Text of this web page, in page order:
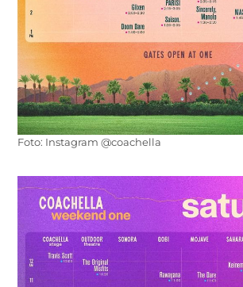
Foto: Instagram @coachella